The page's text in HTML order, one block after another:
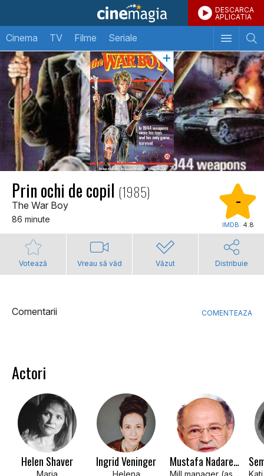
DESCARCA
APLICATIA
Cinema TV Filme Seriale
Prin ochi de copil (1985)
The War Boy
86 minute
-
IMDB: 4.8
Votează Vreau să văd Văzut Distribuie
Comentarii COMENTEAZA
Actori
Helen Shaver
Maria
Ingrid Veninger
Helena
Mustafa Nadarevic
Mill manager (as Mustafa Nadareviæ)